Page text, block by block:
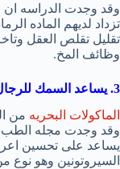
وقد وجدت الدراسه ان
تزداد لديهم الماده
تقليل تقلص العقل
وظائف المخ.
3. يساعد السمك للرجال على خفض اعراض الاكتئاب :
الماكولات البحريه من
وقد وجدت مجله الطب
يساعد على تحسين
السيروتونين وهو نوع